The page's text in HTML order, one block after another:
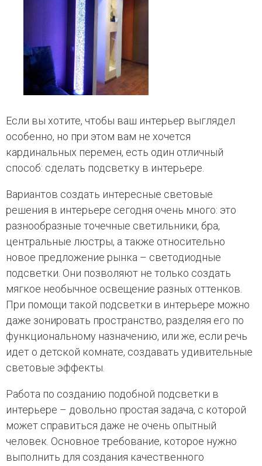
Если вы хотите, чтобы ваш интерьер выглядел
особенно, но при этом вам не хочется
кардинальных перемен, есть один отличный
способ: сделать подсветку в интерьере.
Вариантов создать интересные световые
решения в интерьере сегодня очень много: это
разнообразные точечные светильники, бра,
центральные люстры, а также относительно
новое предложение рынка – светодиодные
подсветки. Они позволяют не только создать
мягкое необычное освещение разных оттенков.
При помощи такой подсветки в интерьере можно
даже зонировать пространство, разделяя его по
функциональному назначению, или же, если речь
идет о детской комнате, создавать удивительные
световые эффекты.
Работа по созданию подобной подсветки в
интерьере – довольно простая задача, с которой
может справиться даже не очень опытный
человек. Основное требование, которое нужно
выполнить для создания качественного